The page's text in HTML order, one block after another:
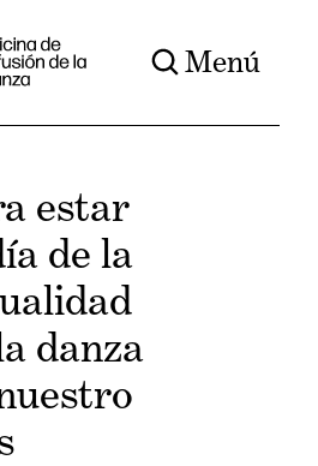
Menú
estar
de la
danza